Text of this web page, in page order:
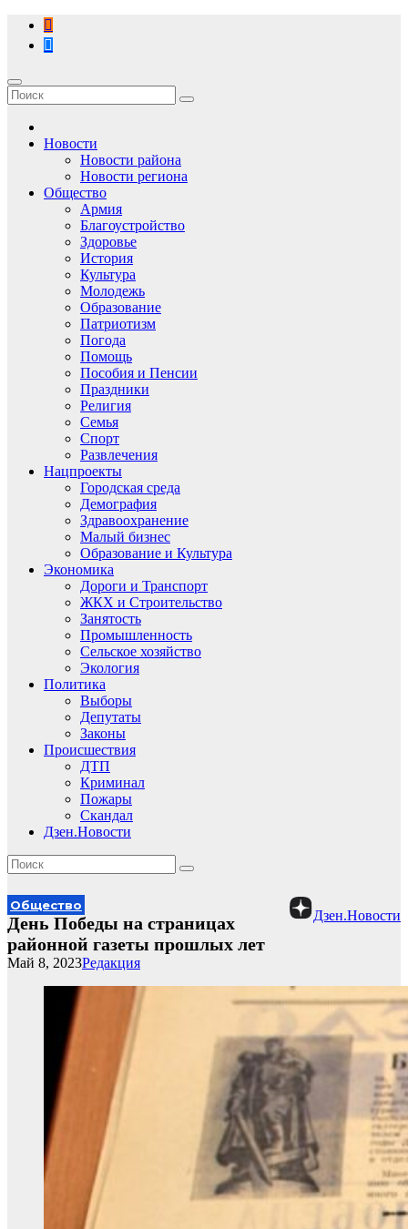
Перейти
содержимому
Новости
Новости района
Новости региона
Общество
Армия
Благоустройство
Здоровье
История
Культура
Молодежь
Образование
Патриотизм
Погода
Помощь
Пособия и Пенсии
Праздники
Религия
Семья
Спорт
Развлечения
Нацпроекты
Городская среда
Демография
Здравоохранение
Малый бизнес
Образование и Культура
Экономика
Дороги и Транспорт
ЖКХ и Строительство
Занятость
Промышленность
Сельское хозяйство
Экология
Политика
Выборы
Депутаты
Законы
Происшествия
ДТП
Криминал
Пожары
Скандал
Дзен.Новости
Дзен.Новости
Общество
День Победы на страницах
районной газеты прошлых лет
Редакция
Май 8, 2023